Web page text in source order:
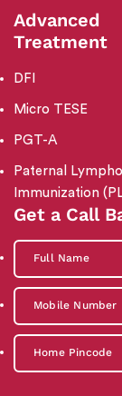
Advanced
Treatment
DFI
Micro TESE
PGT-A
Paternal
Immunization
Get a Call